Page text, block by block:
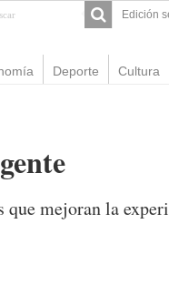
Edición
Deporte Cultura
mejoran la